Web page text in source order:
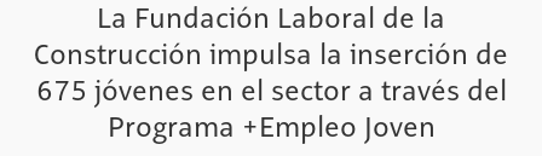
La Fundación Laboral de la
Construcción impulsa la inserción de
675 jóvenes en el sector a través del
Programa +Empleo Joven